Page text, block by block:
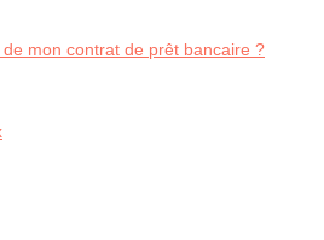
mon contrat de prêt bancaire ?